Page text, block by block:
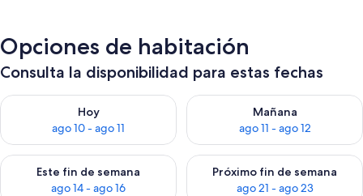
Opciones de habitación
Consulta la disponibilidad para estas fechas
Hoy
ago 10 - ago 11
Consulta la disponibilidad para hoy ago 10 - ago 11
Mañana
ago 11 - ago 12
Consulta la disponibilidad
Este fin de semana
ago 14 - ago 16
Consulta la disponibilidad para este fin de semana ago 14 -
Próximo fin de semana
ago 21 - ago 23
Consulta la disponibilidad